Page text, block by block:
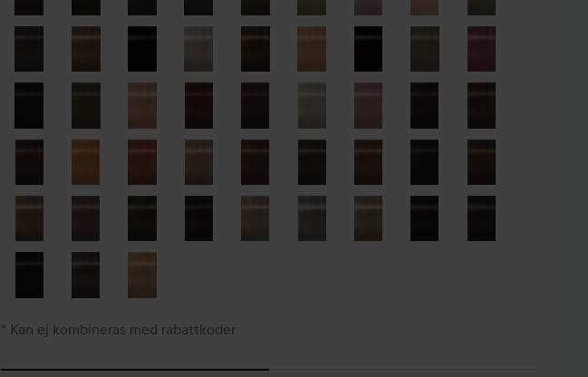
* Kan ej kombineras med rabattkoder